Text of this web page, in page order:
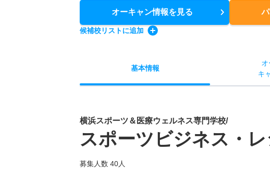
オーキャン情報を見る
候補校リストに追加
基本情報
オ
キ
横浜スポーツ＆医療ウェルネス専門学校/
スポーツビジネス・レ
募集人数 40人